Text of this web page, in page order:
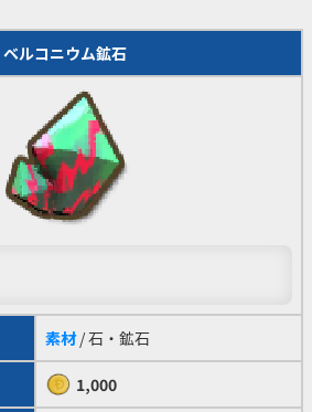
ベルコニウム鉱石
素材/ 石・鉱石
1,000